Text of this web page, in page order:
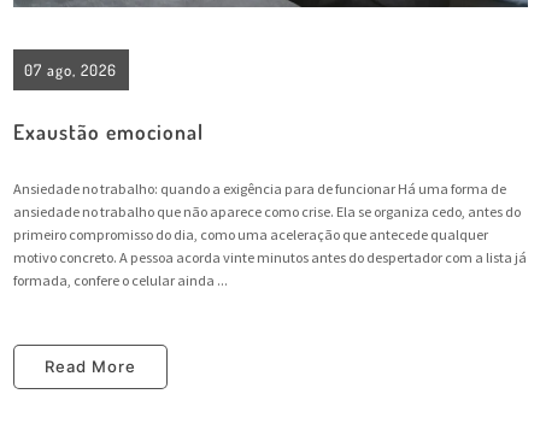
07 ago, 2026
Exaustão emocional
Ansiedade no trabalho: quando a exigência para de funcionar Há uma forma de
ansiedade no trabalho que não aparece como crise. Ela se organiza cedo, antes do
primeiro compromisso do dia, como uma aceleração que antecede qualquer
motivo concreto. A pessoa acorda vinte minutos antes do despertador com a lista já
formada, confere o celular ainda ...
Read More